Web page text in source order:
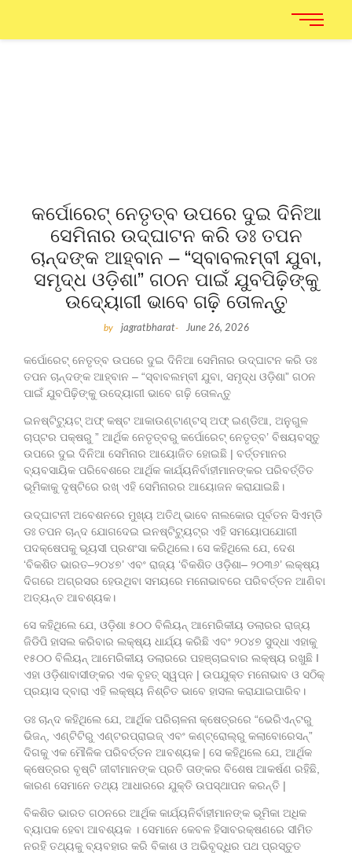
କର୍ପୋରେଟ୍ ନେତୃତ୍ବ ଉପରେ ଦୁଇ ଦିନିଆ
ସେମିନାର ଉଦ୍‌ଘାଟନ କରି ଡଃ ତପନ
ଚାନ୍ଦଙ୍କ ଆହ୍ବାନ – “ସ୍ବାବଲମ୍ବୀ ଯୁବା,
ସମୃଦ୍ଧ ଓଡ଼ିଶା” ଗଠନ ପାଇଁ ଯୁବପିଢ଼ିଙ୍କୁ
ଉଦ୍ୟୋଗୀ ଭାବେ ଗଢ଼ି ତୋଳନ୍ତୁ
by jagratbharat- June 26, 2026
କର୍ପୋରେଟ୍ ନେତୃତ୍ବ ଉପରେ ଦୁଇ ଦିନିଆ ସେମିନାର ଉଦ୍‌ଘାଟନ କରି ଡଃ
ତପନ ଚାନ୍ଦଙ୍କ ଆହ୍ବାନ – “ସ୍ବାବଲମ୍ବୀ ଯୁବା, ସମୃଦ୍ଧ ଓଡ଼ିଶା” ଗଠନ
ପାଇଁ ଯୁବପିଢ଼ିଙ୍କୁ ଉଦ୍ୟୋଗୀ ଭାବେ ଗଢ଼ି ତୋଳନ୍ତୁ
ଇନଷ୍ଟିଟ୍ୟୁଟ୍ ଅଫ୍ କଷ୍ଟ ଆକାଉଣ୍ଟାଣ୍ଟସ୍ ଅଫ୍ ଇଣ୍ଡିଆ, ଅନୁଗୁଳ
ଚାପ୍ଟର ପକ୍ଷରୁ ” ଆର୍ଥିକ ନେତୃତ୍ବରୁ କର୍ପୋରେଟ୍ ନେତୃତ୍ବ’ ବିଷୟବସ୍ତୁ
ଉପରେ ଦୁଇ ଦିନିଆ ସେମିନାର ଆୟୋଜିତ ହୋଇଛି | ବର୍ତ୍ତମାନର
ବ୍ୟବସାୟିକ ପରିବେଶରେ ଆର୍ଥିକ କାର୍ଯ୍ୟନିର୍ବାହୀମାନଙ୍କର ପରିବର୍ତ୍ତିତ
ଭୂମିକାକୁ ଦୃଷ୍ଟିରେ ରଖ୍ ଏହି ସେମିନାରର ଆୟୋଜନ କରାଯାଇଛି।
ଉଦ୍‌ଘାଟନୀ ଅବେଶନରେ ମୁଖ୍ୟ ଅତିଥ୍‌ ଭାବେ ନାଲକୋର ପୂର୍ବତନ ସିଏମ୍‌ଡି
ଡଃ ତପନ ଚାନ୍ଦ ଯୋଗଦେଇ ଇନଷ୍ଟିଟ୍ୟୁଟ୍‌ର ଏହି ସମୟୋପଯୋଗୀ
ପଦକ୍ଷେପକୁ ଭୂୟସୀ ପ୍ରଶଂସା କରିଥିଲେ। ସେ କହିଥିଲେ ଯେ, ଦେଶ
‘ବିକଶିତ ଭାରତ–୨୦୪୭’ ଏବଂ ରାଜ୍ୟ ‘ବିକଶିତ ଓଡ଼ିଶା– ୨୦୩୬’ ଲକ୍ଷ୍ୟ
ଦିଗରେ ଅଗ୍ରସର ହେଉଥିବା ସମୟରେ ମନୋଭାବରେ ପରିବର୍ତ୍ତନ ଆଣିବା
ଅତ୍ୟନ୍ତ ଆବଶ୍ୟକ।
ସେ କହିଥିଲେ ଯେ, ଓଡ଼ିଶା ୫୦୦ ବିଲିୟନ୍‌ ଆମେରିକୀୟ ଡଲାରର ରାଜ୍ୟ
ଜିଡିପି ହାସଲ କରିବାର ଲକ୍ଷ୍ୟ ଧାର୍ଯ୍ୟ କରିଛି ଏବଂ ୨୦୪୭ ସୁଦ୍ଧା ଏହାକୁ
୧୫୦୦ ବିଲିୟନ୍ ଆମେରିକୀୟ ଡଲାରରେ ପ‌ହ‌ଞ୍ଚାଇବାର ଲକ୍ଷ୍ୟ ରଖୁଛି I
ଏହା ଓଡ଼ିଶାବାସୀଙ୍କର ଏକ ବୃହତ୍ ସ୍ୱପ୍ନ | ଉପଯୁକ୍ତ ମନୋଭାବ ଓ ସଠିକ୍
ପ୍ରୟାସ ଦ୍ବାରା ଏହି ଲକ୍ଷ୍ୟ ନିଶ୍ଚିତ ଭାବେ ହାସଲ କରାଯାଇପାରିବ।
ଡଃ ଚାନ୍ଦ କହିଥିଲେ ଯେ, ଆର୍ଥିକ ପରିଚାଳନା କ୍ଷେତ୍ରରେ “ଭେରିଏନ୍ଟରୁ
ଭିଜନ୍, ଏଣ୍ଟିଟିରୁ ଏଣ୍ଟରପ୍ରାଇଜ୍ ଏବଂ କଣ୍ଟ୍ରୋଲ୍‌ରୁ କଲାବୋରେସନ୍”
ଦିଗକୁ ଏକ ମୌଳିକ ପରିବର୍ତ୍ତନ ଆବଶ୍ୟକ | ସେ କହିଥିଲେ ଯେ, ଆର୍ଥିକ
କ୍ଷେତ୍ରର ବୃଷ୍ଟି ଜୀବୀମାନଙ୍କ ପ୍ରତି ତାଙ୍କର ବିଶେଷ ଆକର୍ଷଣ ରହିଛି,
କାରଣ ସେମାନେ ତଥ୍ୟ ଆଧାରରେ ଯୁକ୍ତି ଉପସ୍ଥାପନ କରନ୍ତି |
ବିକଶିତ ଭାରତ ଗଠନରେ ଆର୍ଥିକ କାର୍ଯ୍ୟନିର୍ବାହୀମାନଙ୍କ ଭୂମିକା ଅଧିକ
ବ୍ୟାପକ ହେବା ଆବଶ୍ୟକ । ସେମାନେ କେବଳ ହିସାବରକ୍ଷଣରେ ସୀମିତ
ନରହି ତଥ୍ୟକୁ ବ୍ୟବ‌ହାର କରି ବିକାଶ ଓ ଅଭିବୃଦ୍ଧିର ପଥ ପ୍ରସ୍ତୁତ